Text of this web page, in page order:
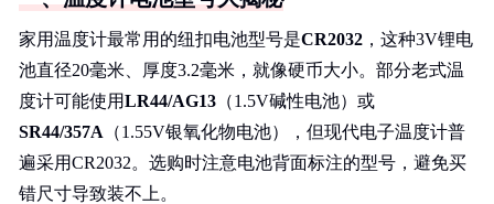
家用温度计最常用的纽扣电池型号是CR2032 ，这种3V锂电
池直径20毫米、厚度3.2毫米，就像硬币大小。部分老式温
度计可能使用LR44/AG13 （1.5V碱性电池）或
SR44/357A （1.55V银氧化物电池），但现代电子温度计普
遍采用CR2032。选购时注意电池背面标注的型号，避免买
错尺寸导致装不上。